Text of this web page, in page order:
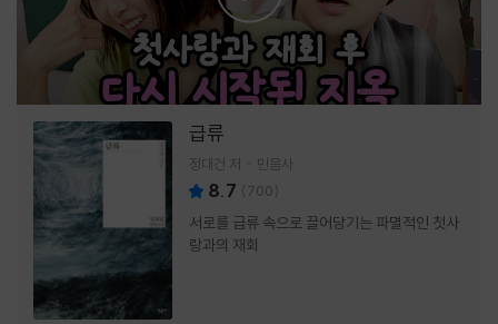
급류
정대건 저 민음사
8.7 (700)
서로를 급류 속으로 끌어당기는 파멸적인 첫사
랑과의 재회